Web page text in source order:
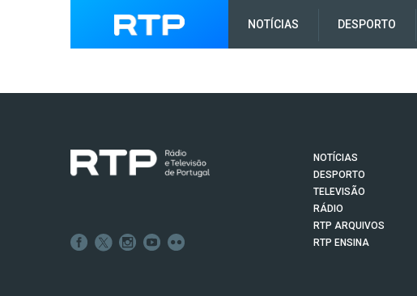
NOTÍCIAS DESPORTO
NOTÍCIAS
DESPORTO
TELEVISÃO
RÁDIO
RTP ARQUIVOS
RTP ENSINA